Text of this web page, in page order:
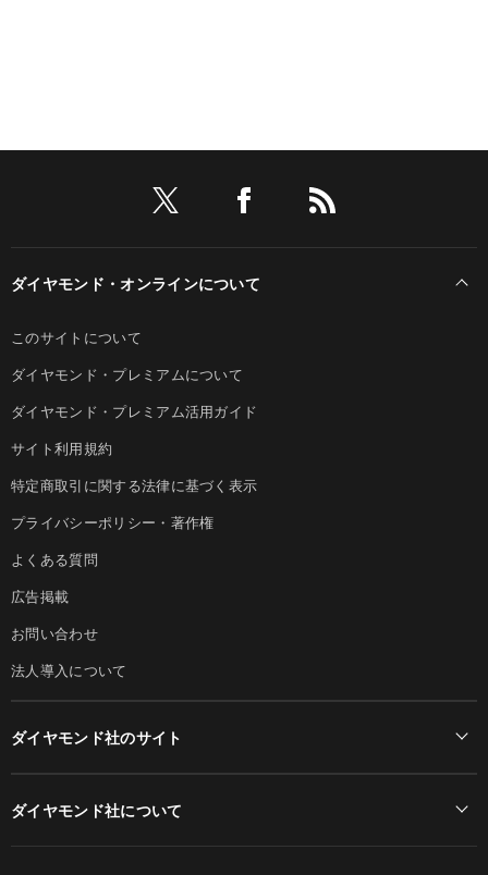
ダイヤモンド・オンラインについて
このサイトについて
ダイヤモンド・プレミアムについて
ダイヤモンド・プレミアム活用ガイド
サイト利用規約
特定商取引に関する法律に基づく表示
プライバシーポリシー・著作権
よくある質問
広告掲載
お問い合わせ
法人導入について
ダイヤモンド社のサイト
ダイヤモンド社について